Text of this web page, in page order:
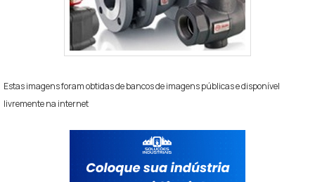
Estas imagens foram obtidas de bancos de imagens públicas e disponível
livremente na internet